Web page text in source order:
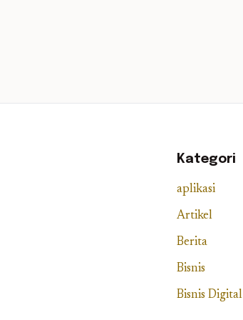
Kategori
aplikasi
Artikel
Berita
Bisnis
Bisnis Digital